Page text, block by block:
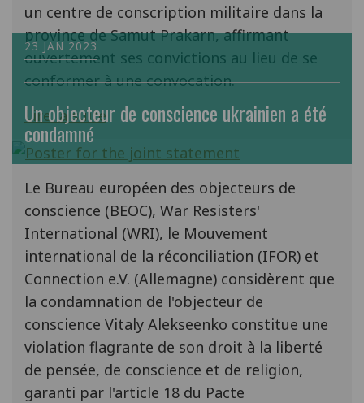
un centre de conscription militaire dans la
province de Samut Prakarn, affirmant
ouvertement ses convictions au lieu de se
conformer à une convocation.
Lire la suite
23 JAN 2023
Un objecteur de conscience ukrainien a été
condamné
Le Bureau européen des objecteurs de
conscience (BEOC), War Resisters'
International (WRI), le Mouvement
international de la réconciliation (IFOR) et
Connection e.V. (Allemagne) considèrent que
la condamnation de l'objecteur de
conscience Vitaly Alekseenko constitue une
violation flagrante de son droit à la liberté
de pensée, de conscience et de religion,
garanti par l'article 18 du Pacte